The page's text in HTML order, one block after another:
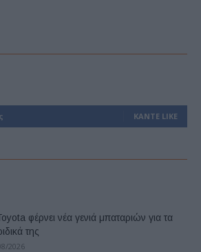
ΚΆΝΤΕ LIKE
φέρνει νέα γενιά μπαταριών για τα
της
2026